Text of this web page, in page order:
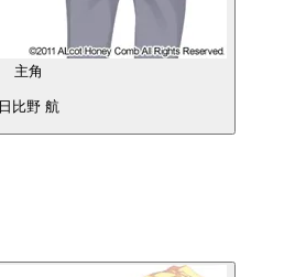
主角
日比野 航